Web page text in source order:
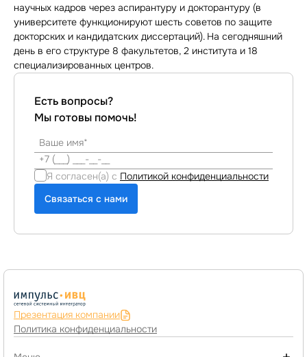
научных кадров через аспирантуру и докторантуру (в
университете функционируют шесть советов по защите
докторских и кандидатских диссертаций). На сегодняшний
день в его структуре 8 факультетов, 2 института и 18
специализированных центров.
Есть вопросы?
Мы готовы помочь!
Я согласен(а) с Политикой конфиденциальности
Связаться с нами
Презентация компании
Политика конфиденциальности